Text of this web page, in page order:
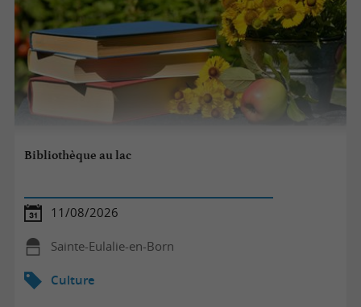
Bibliothèque au lac
11/08/2026
Sainte-Eulalie-en-Born
Culture